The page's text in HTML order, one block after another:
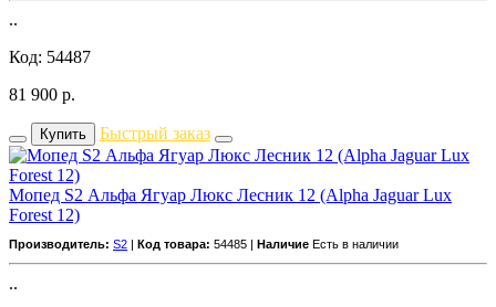
..
Код: 54487
81 900 р.
Купить Быстрый заказ
Мопед S2 Альфа Ягуар Люкс Лесник 12 (Alpha Jaguar Lux
Forest 12)
Производитель: S2 | Код товара: 54485 | Наличие Есть в наличии
..